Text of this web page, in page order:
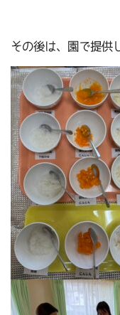
その後は、園で提供